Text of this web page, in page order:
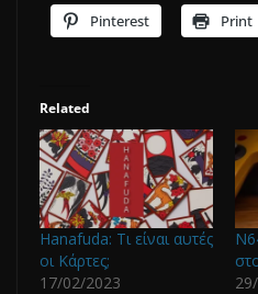
Pinterest Print
Related
Hanafuda: Τι είναι αυτές
οι Κάρτες;
17/02/2023